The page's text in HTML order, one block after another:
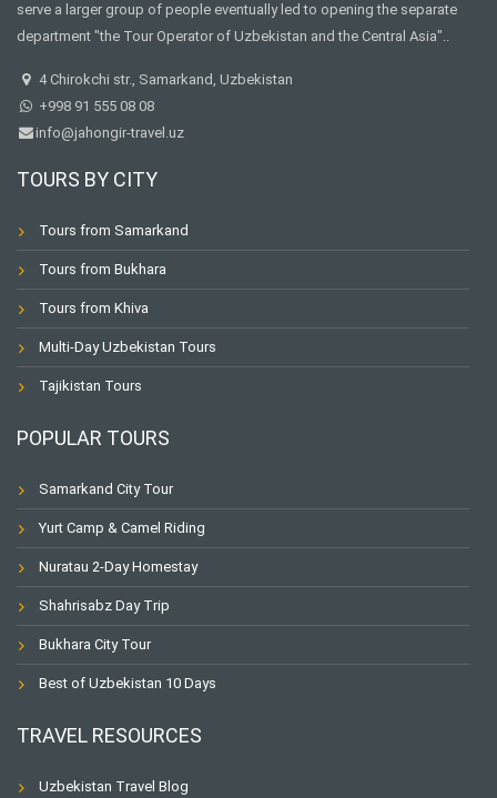
serve a larger group of people eventually led to opening the separate
department "the Tour Operator of Uzbekistan and the Central Asia"..
4 Chirokchi str., Samarkand, Uzbekistan
+998 91 555 08 08
info@jahongir-travel.uz
TOURS BY CITY
Tours from Samarkand
Tours from Bukhara
Tours from Khiva
Multi-Day Uzbekistan Tours
Tajikistan Tours
POPULAR TOURS
Samarkand City Tour
Yurt Camp & Camel Riding
Nuratau 2-Day Homestay
Shahrisabz Day Trip
Bukhara City Tour
Best of Uzbekistan 10 Days
TRAVEL RESOURCES
Uzbekistan Travel Blog